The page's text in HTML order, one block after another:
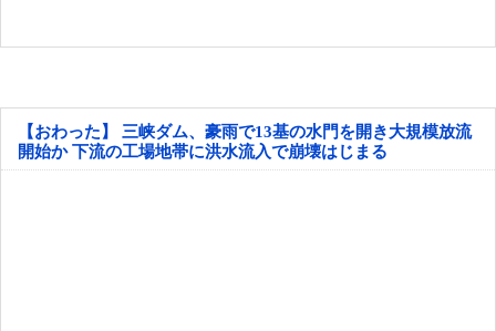
【おわった】 三峡ダム、豪雨で13基の水門を開き大規模放流
開始か 下流の工場地帯に洪水流入で崩壊はじまる